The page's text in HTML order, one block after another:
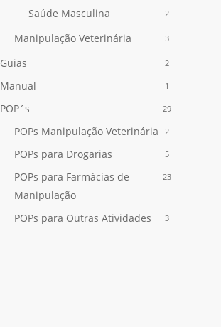
Saúde Masculina 2
Manipulação Veterinária 3
Guias 2
Manual 1
POP´s 29
POPs Manipulação Veterinária 2
POPs para Drogarias 5
POPs para Farmácias de
Manipulação
23
POPs para Outras Atividades 3